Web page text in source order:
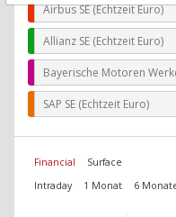
Airbus SE (Echtzeit Euro)
Allianz SE (Echtzeit Euro)
Bayerische Motoren
SAP SE (Echtzeit Euro)
Financial
Surface
Intraday
1 Monat 6